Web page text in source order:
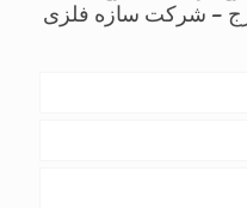
– شرکت سازه فلزی